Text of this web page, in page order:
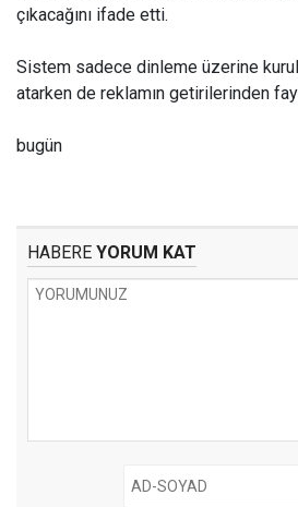
çıkacağını ifade etti.
Sistem sadece dinleme üzerine
atarken de reklamın getirilerinden
bugün
HABERE YORUM KAT